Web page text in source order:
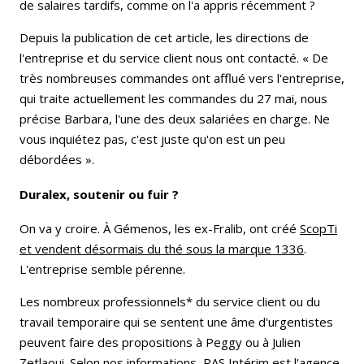
de salaires tardifs, comme on l'a appris récemment ?
Depuis la publication de cet article, les directions de
l'entreprise et du service client nous ont contacté. « De
très nombreuses commandes ont afflué vers l'entreprise,
qui traite actuellement les commandes du 27 mai, nous
précise Barbara, l'une des deux salariées en charge. Ne
vous inquiétez pas, c'est juste qu'on est un peu
débordées ».
Duralex, soutenir ou fuir ?
On va y croire. À Gémenos, les ex-Fralib, ont créé ScopTi
et vendent désormais du thé sous la marque 1336.
L'entreprise semble pérenne.
Les nombreux professionnels* du service client ou du
travail temporaire qui se sentent une âme d'urgentistes
peuvent faire des propositions à Peggy ou à Julien